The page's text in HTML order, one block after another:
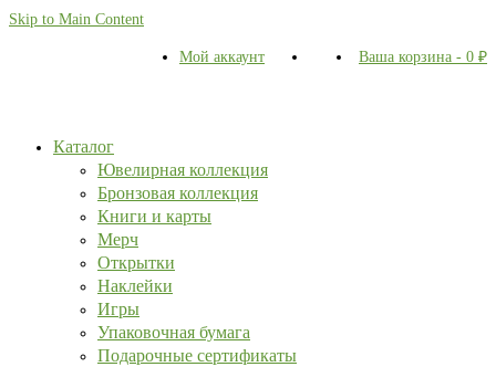
Skip to Main Content
Мой аккаунт Ваша корзина - 0 ₽
Каталог
Ювелирная коллекция
Бронзовая коллекция
Книги и карты
Мерч
Открытки
Наклейки
Игры
Упаковочная бумага
Подарочные сертификаты